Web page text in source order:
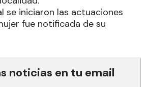
se iniciaron las actuaciones
fue notificada de su
noticias en tu email